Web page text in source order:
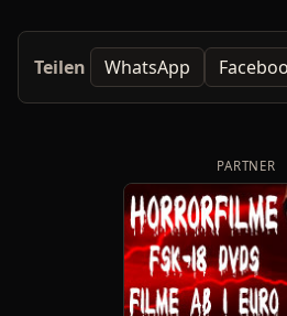
Teilen WhatsApp
PARTNER